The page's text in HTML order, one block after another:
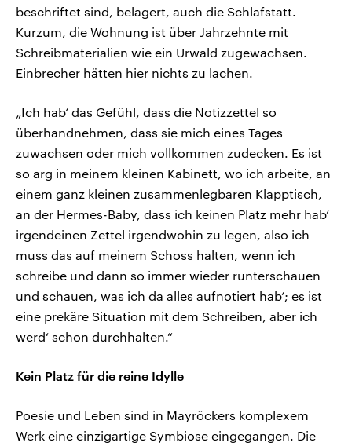
beschriftet sind, belagert, auch die Schlafstatt.
Kurzum, die Wohnung ist über Jahrzehnte mit
Schreibmaterialien wie ein Urwald zugewachsen.
Einbrecher hätten hier nichts zu lachen.
„Ich hab‘ das Gefühl, dass die Notizzettel so
überhandnehmen, dass sie mich eines Tages
zuwachsen oder mich vollkommen zudecken. Es ist
so arg in meinem kleinen Kabinett, wo ich arbeite, an
einem ganz kleinen zusammenlegbaren Klapptisch,
an der Hermes-Baby, dass ich keinen Platz mehr hab‘
irgendeinen Zettel irgendwohin zu legen, also ich
muss das auf meinem Schoss halten, wenn ich
schreibe und dann so immer wieder runterschauen
und schauen, was ich da alles aufnotiert hab‘; es ist
eine prekäre Situation mit dem Schreiben, aber ich
werd‘ schon durchhalten.“
Kein Platz für die reine Idylle
Poesie und Leben sind in Mayröckers komplexem
Werk eine einzigartige Symbiose eingegangen. Die